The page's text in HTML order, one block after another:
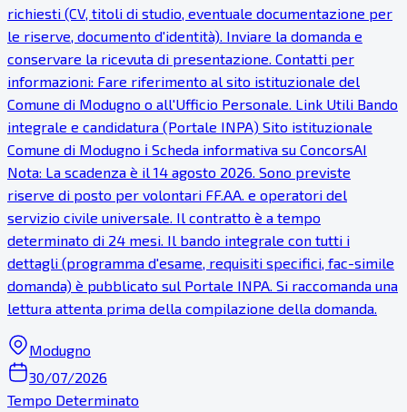
richiesti (CV, titoli di studio, eventuale documentazione per
le riserve, documento d'identità). Inviare la domanda e
conservare la ricevuta di presentazione. Contatti per
informazioni: Fare riferimento al sito istituzionale del
Comune di Modugno o all'Ufficio Personale. Link Utili Bando
integrale e candidatura (Portale INPA) Sito istituzionale
Comune di Modugno ℹ Scheda informativa su ConcorsAI
Nota: La scadenza è il 14 agosto 2026. Sono previste
riserve di posto per volontari FF.AA. e operatori del
servizio civile universale. Il contratto è a tempo
determinato di 24 mesi. Il bando integrale con tutti i
dettagli (programma d'esame, requisiti specifici, fac-simile
domanda) è pubblicato sul Portale INPA. Si raccomanda una
lettura attenta prima della compilazione della domanda.
Modugno
30/07/2026
Tempo Determinato